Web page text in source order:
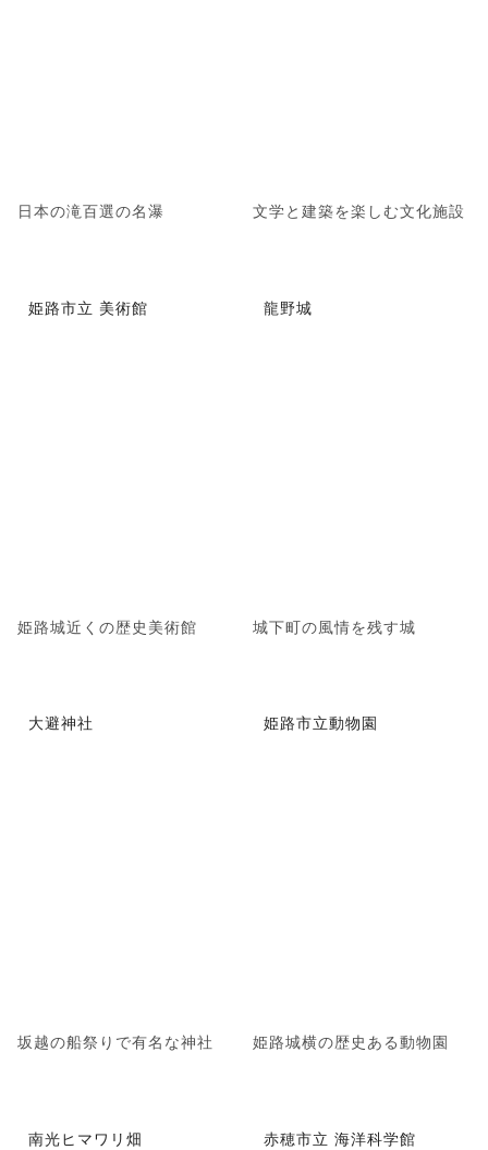
日本の滝百選の名瀑 文学と建築を楽しむ文化施設
姫路市立 美術館
姫路城近くの歴史美術館
龍野城
城下町の風情を残す城
大避神社
坂越の船祭りで有名な神社
姫路市立動物園
姫路城横の歴史ある動物園
南光ヒマワリ畑 赤穂市立 海洋科学館